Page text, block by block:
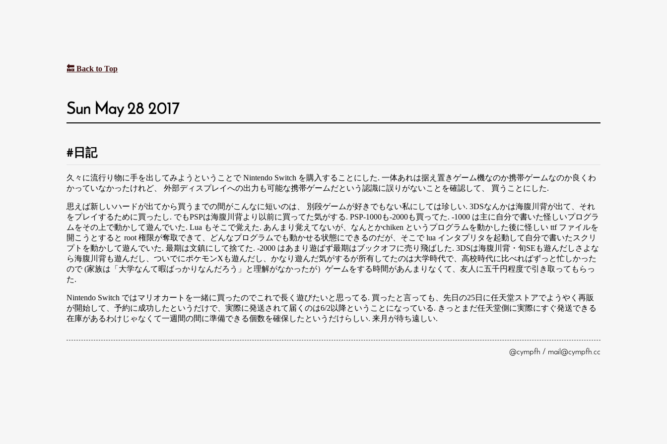
🔙 Back to Top
Sun May 28 2017
日記
久々に流行り物に手を出してみようということで Nintendo Switch を購入することにした. 一体あれは据え置きゲーム機なのか携帯ゲームなのか良くわ
かっていなかったけれど、 外部ディスプレイへの出力も可能な携帯ゲームだという認識に誤りがないことを確認して、 買うことにした.
思えば新しいハードが出てから買うまでの間がこんなに短いのは、 別段ゲームが好きでもない私にしては珍しい. 3DSなんかは海腹川背が出て、それ
をプレイするために買ったし. でもPSPは海腹川背より以前に買ってた気がする. PSP-1000も-2000も買ってた. -1000 は主に自分で書いた怪しいプログラ
ムをその上で動かして遊んでいた. Lua もそこで覚えた. あんまり覚えてないが、なんとかchiken というプログラムを動かした後に怪しい ttf ファイルを
開こうとすると root 権限が奪取できて、どんなプログラムでも動かせる状態にできるのだが、そこで lua インタプリタを起動して自分で書いたスクリ
プトを動かして遊んでいた. 最期は文鎮にして捨てた. -2000 はあまり遊ばず最期はブックオフに売り飛ばした. 3DSは海腹川背・旬SEも遊んだしさよな
ら海腹川背も遊んだし、ついでにポケモンXも遊んだし、かなり遊んだ気がするが所有してたのは大学時代で、高校時代に比べればずっと忙しかった
ので (家族は「大学なんて暇ばっかりなんだろう」と理解がなかったが）ゲームをする時間があんまりなくて、友人に五千円程度で引き取ってもらっ
た.
Nintendo Switch ではマリオカートを一緒に買ったのでこれで長く遊びたいと思ってる. 買ったと言っても、先日の25日に任天堂ストアでようやく再販
が開始して、予約に成功したというだけで、実際に発送されて届くのは6/2以降ということになっている. きっとまだ任天堂側に実際にすぐ発送できる
在庫があるわけじゃなくて一週間の間に準備できる個数を確保したというだけらしい. 来月が待ち遠しい.
@cympfh / mail@cympfh.cc